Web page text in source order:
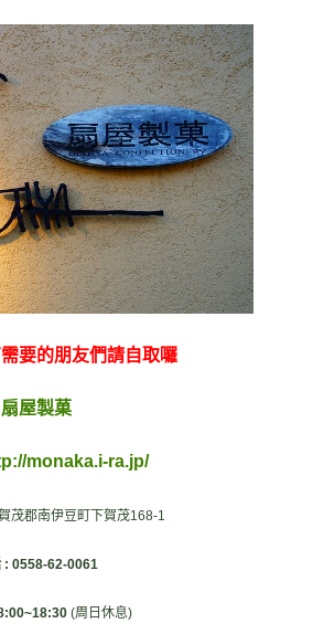
要的朋友們請自取囉
扇屋製菓
monaka.i-ra.jp/
茂郡南伊豆町下賀茂168-1
: 0558-62-0061
(周日休息)